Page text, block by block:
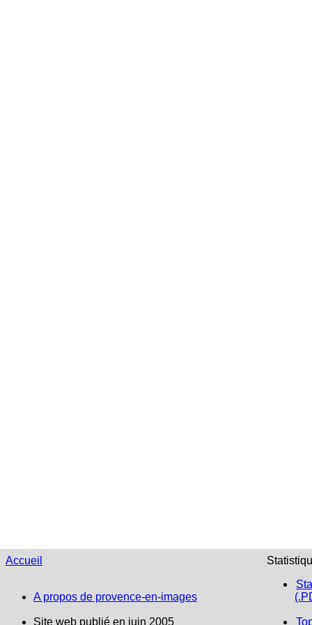
Accueil
A propos de provence-en-images
Site web publié en juin 2005